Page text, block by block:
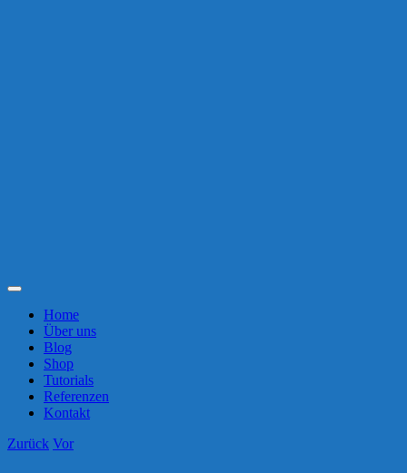
Toggle
NavigationHome
Über uns
Blog
Shop
Tutorials
Referenzen
Kontakt
Zurück Vor